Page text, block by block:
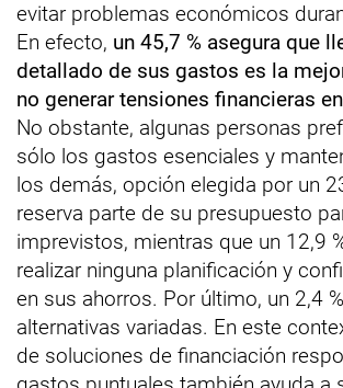
evitar problemas económicos
En efecto, un 45,7 % asegura que
detallado de sus gastos es la
no generar tensiones financieras
No obstante, algunas personas
sólo los gastos esenciales y
los demás, opción elegida por un
reserva parte de su presupuesto
imprevistos, mientras que un 12,9
realizar ninguna planificación y
en sus ahorros. Por último, un 2,4
alternativas variadas. En este
de soluciones de financiación